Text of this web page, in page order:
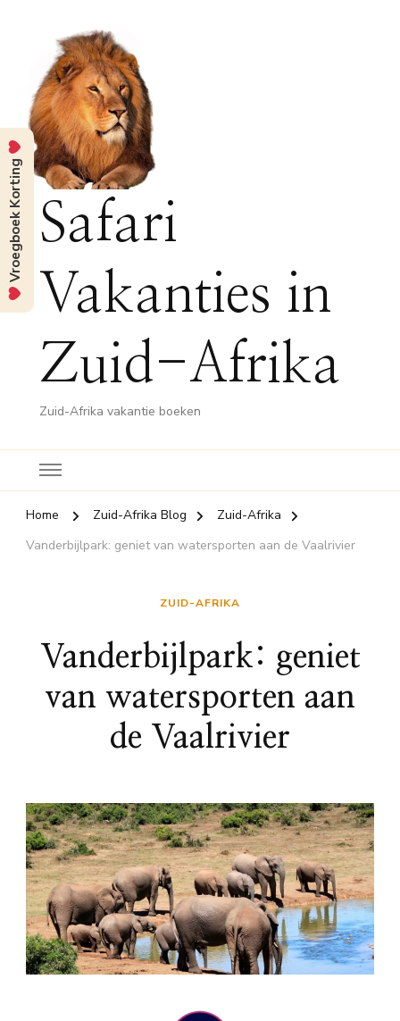
Safari
Vakanties in
Zuid-Afrika
Zuid-Afrika vakantie boeken
Home Zuid-Afrika Blog
Zuid-Afrika
Vanderbijlpark: geniet van watersporten aan de Vaalrivier
ZUID-AFRIKA
Vanderbijlpark: geniet
van watersporten aan
de Vaalrivier
Vroegboek Korting